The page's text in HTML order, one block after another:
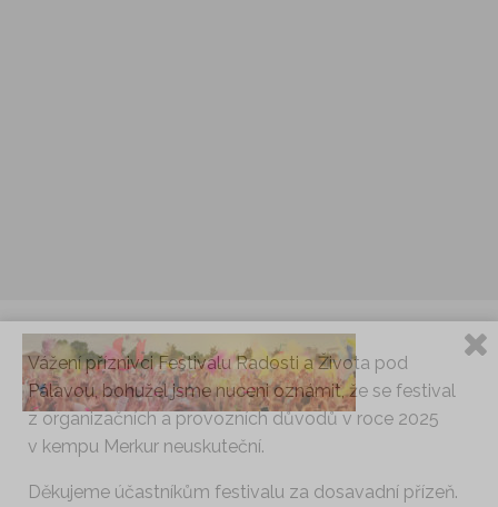
Vážení příznivci Festivalu Radosti a Života pod
Pálavou, bohužel jsme nuceni oznámit, že se festival
z organizačních a provozních důvodů v roce 2025
v kempu Merkur neuskuteční.
Děkujeme účastníkům festivalu za dosavadní přízeň.